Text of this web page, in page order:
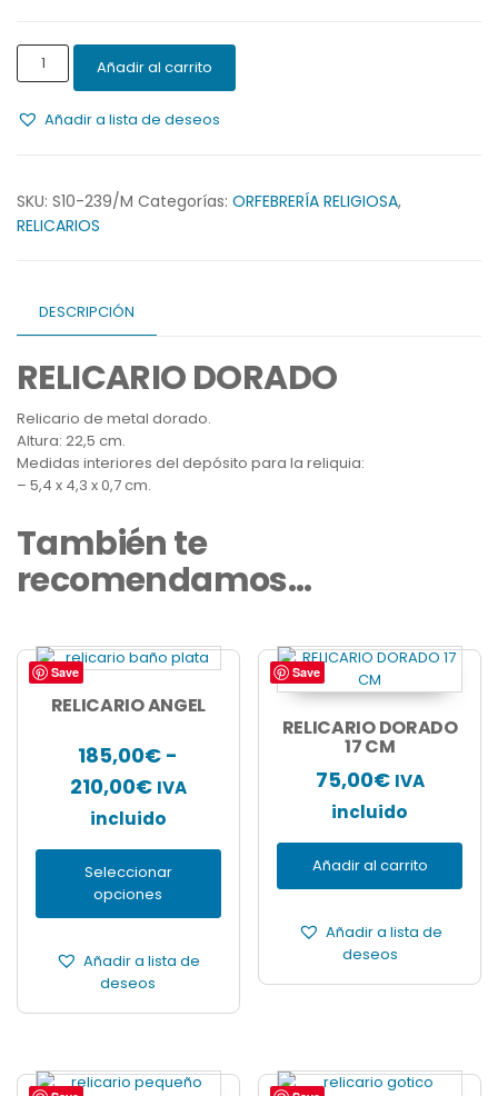
RELICARIO
DORADO
Añadir al carrito
Añadir a lista de deseos
SKU: S10-239/M Categorías: ORFEBRERÍA RELIGIOSA,
RELICARIOS
DESCRIPCIÓN
RELICARIO DORADO
Relicario de metal dorado.
Altura: 22,5 cm.
Medidas interiores del depósito para la reliquia:
– 5,4 x 4,3 x 0,7 cm.
También te
recomendamos…
Save
RELICARIO ANGEL
185,00€ -
210,00€Rango
de
precios:
desde
185,00€
210,00€
IVA
incluido
Seleccionar
opciones
Este
producto
múltiples
variantes.
opciones
pueden
la
producto
Añadir a lista de
deseos
Save
RELICARIO DORADO
17 CM
75,00€ IVA
incluido
Añadir al carrito
Añadir a lista de
deseos